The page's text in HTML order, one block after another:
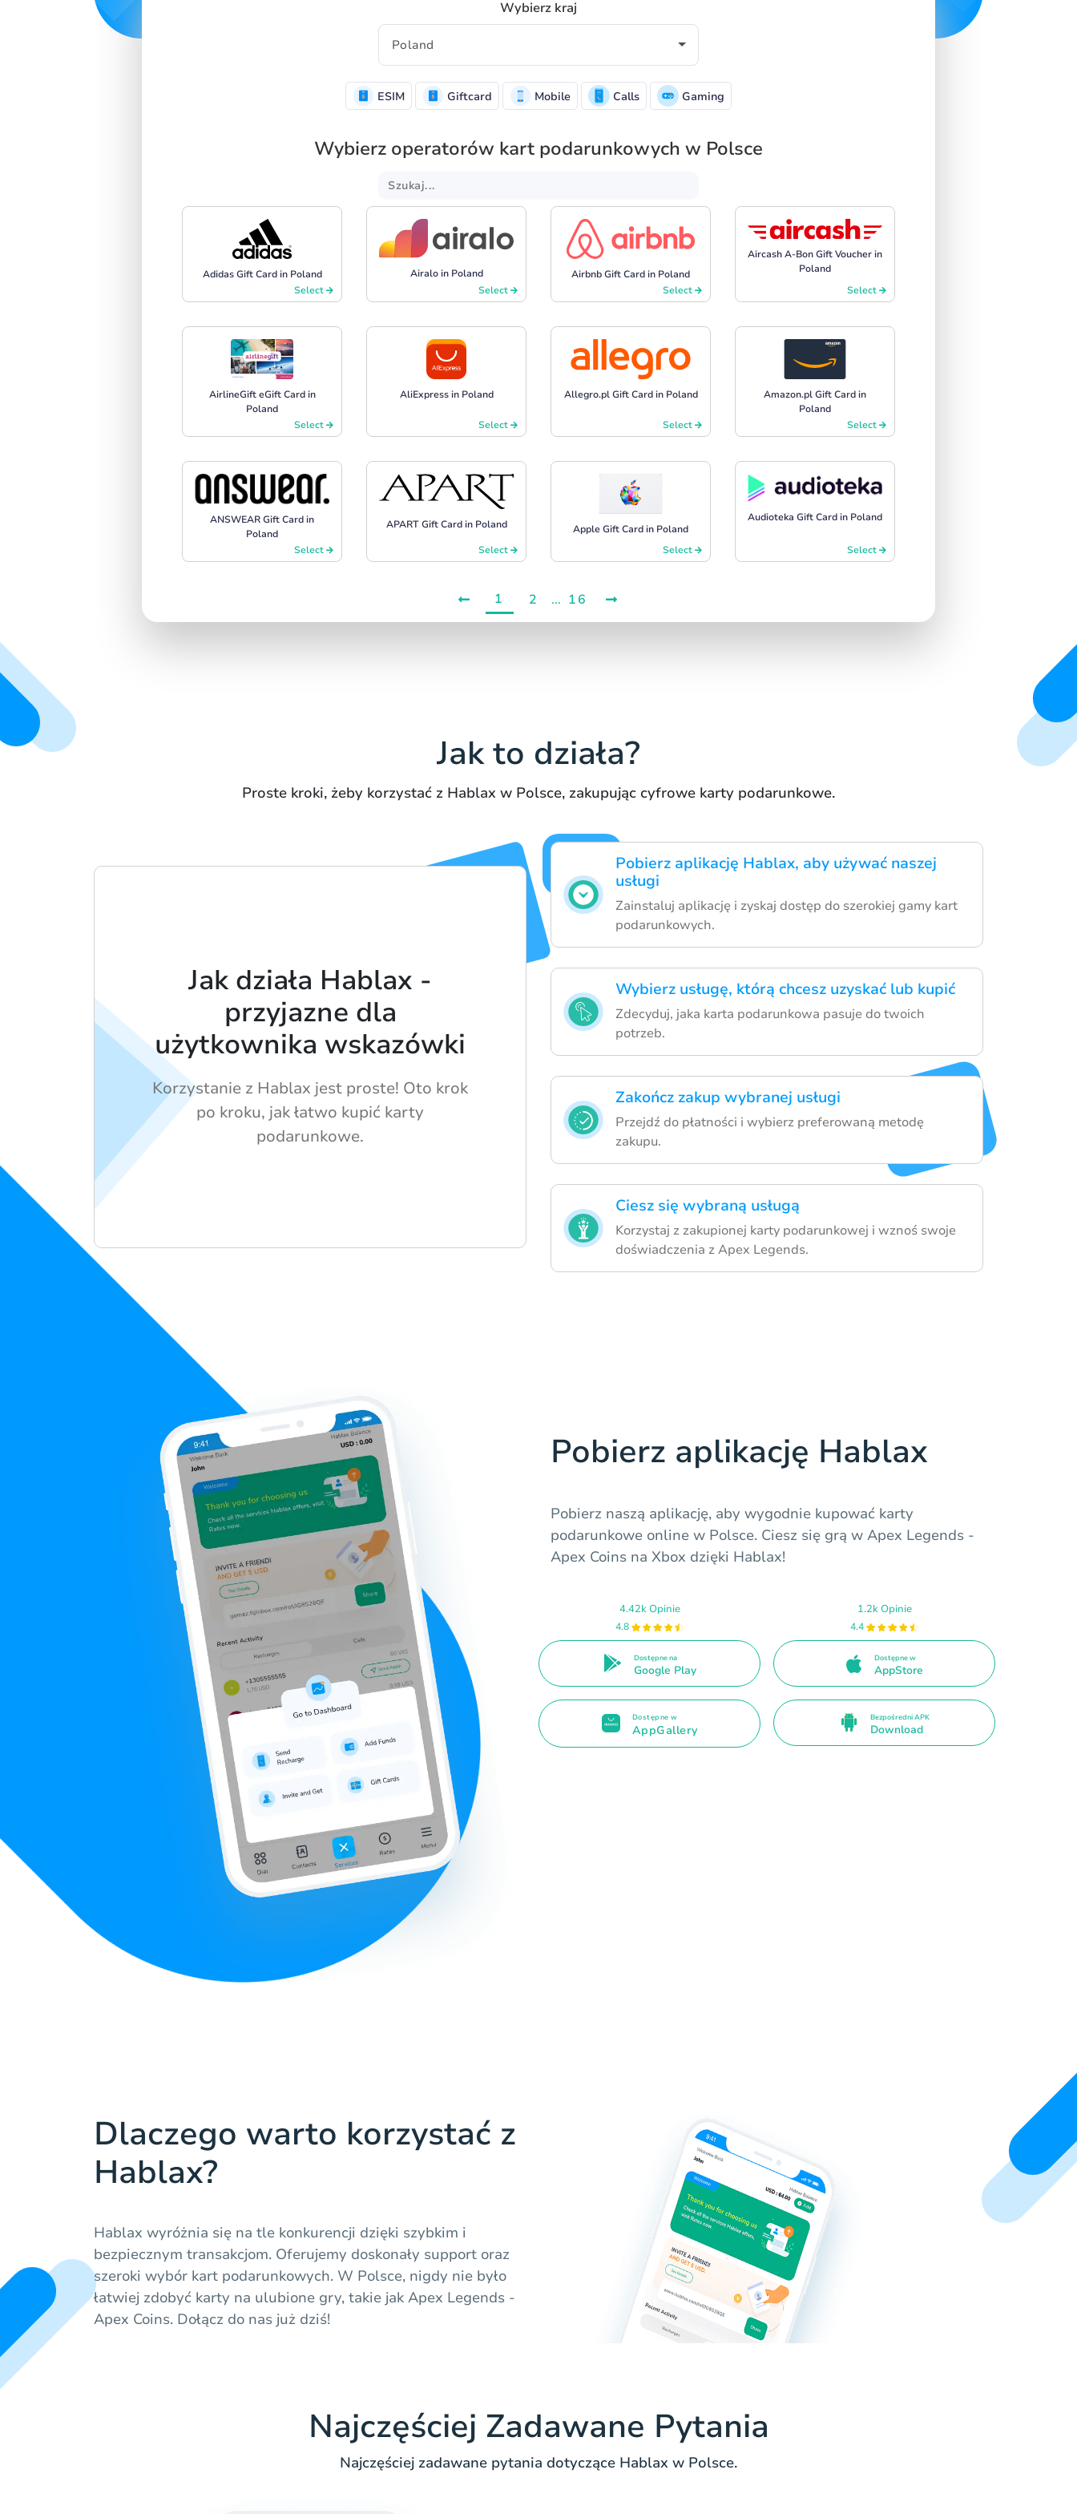
Wybierz kraj
ESIM Giftcard Mobile Calls Gaming
Wybierz operatorów kart podarunkowych w Polsce
Adidas Gift Card in Poland
Select
Airalo in Poland
Select
Airbnb Gift Card in Poland
Select
Aircash A-Bon Gift Voucher in
Poland
Select
AirlineGift eGift Card in
Poland
Select
AliExpress in Poland
Select
Allegro.pl Gift Card in Poland
Select
Amazon.pl Gift Card in
Poland
Select
ANSWEAR Gift Card in
Poland
Select
APART Gift Card in Poland
Select
Apple Gift Card in Poland
Select
Audioteka Gift Card in Poland
Select
1 2 ... 16
Jak to działa?
Proste kroki, żeby korzystać z Hablax w Polsce, zakupując cyfrowe karty podarunkowe.
Pobierz aplikację Hablax, aby używać naszej
usługi
Zainstaluj aplikację i zyskaj dostęp do szerokiej gamy kart
podarunkowych.
Wybierz usługę, którą chcesz uzyskać lub kupić
Zdecyduj, jaka karta podarunkowa pasuje do twoich
potrzeb.
Zakończ zakup wybranej usługi
Przejdź do płatności i wybierz preferowaną metodę
zakupu.
Ciesz się wybraną usługą
Korzystaj z zakupionej karty podarunkowej i wznoś swoje
doświadczenia z Apex Legends.
Jak działa Hablax -
przyjazne dla
użytkownika wskazówki
Korzystanie z Hablax jest proste! Oto krok
po kroku, jak łatwo kupić karty
podarunkowe.
Pobierz aplikację Hablax
Pobierz naszą aplikację, aby wygodnie kupować karty
podarunkowe online w Polsce. Ciesz się grą w Apex Legends -
Apex Coins na Xbox dzięki Hablax!
4.42k Opinie
4.8
Dostępne na
Google Play
1.2k Opinie
4.4
Dostępne w
AppStore
Dostępne w
AppGallery
Bezpośredni APK
Download
Dlaczego warto korzystać z
Hablax?
Hablax wyróżnia się na tle konkurencji dzięki szybkim i
bezpiecznym transakcjom. Oferujemy doskonały support oraz
szeroki wybór kart podarunkowych. W Polsce, nigdy nie było
łatwiej zdobyć karty na ulubione gry, takie jak Apex Legends -
Apex Coins. Dołącz do nas już dziś!
Najczęściej Zadawane Pytania
Najczęściej zadawane pytania dotyczące Hablax w Polsce.